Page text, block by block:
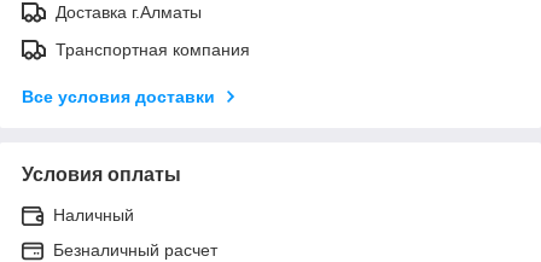
Доставка г.Алматы
Транспортная компания
Все условия доставки
Условия оплаты
Наличный
Безналичный расчет